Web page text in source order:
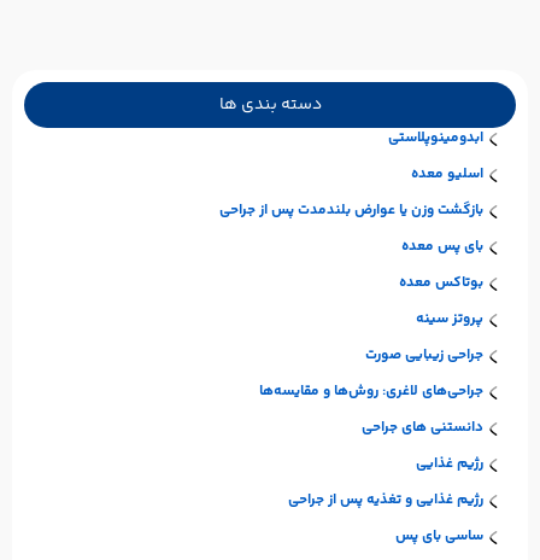
دسته بندی ها
ابدومینوپلاستی
اسلیو معده
بازگشت وزن یا عوارض بلندمدت پس از جراحی
بای پس معده
بوتاکس معده
پروتز سینه
جراحی زیبایی صورت
جراحی‌های لاغری: روش‌ها و مقایسه‌ها
دانستنی های جراحی
رژیم غذایی
رژیم غذایی و تغذیه پس از جراحی
ساسی بای پس